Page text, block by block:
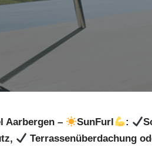
Aarbergen – SunFurl :
Terrassenüberdachung